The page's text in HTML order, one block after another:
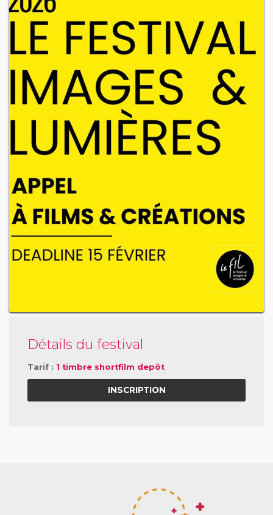
Détails du festival
Tarif : 1 timbre shortfilm depôt
INSCRIPTION